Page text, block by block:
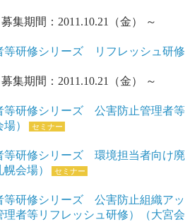
集期間：2011.10.21（金） ～
等研修シリーズ リフレッシュ研修
集期間：2011.10.21（金） ～
等研修シリーズ 公害防止管理者等
）
セミナー
等研修シリーズ 環境担当者向け廃
会場）
セミナー
等研修シリーズ 公害防止組織アッ
者等リフレッシュ研修）（大宮会